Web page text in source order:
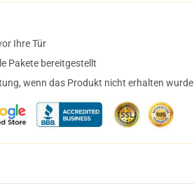
Ihre Tür
Pakete bereitgestellt
wenn das Produkt nicht erhalten wurde